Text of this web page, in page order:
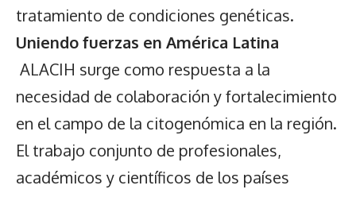
tratamiento de condiciones genéticas.
Uniendo fuerzas en América Latina
ALACIH surge como respuesta a la
necesidad de colaboración y fortalecimiento
en el campo de la citogenómica en la región.
El trabajo conjunto de profesionales,
académicos y científicos de los países